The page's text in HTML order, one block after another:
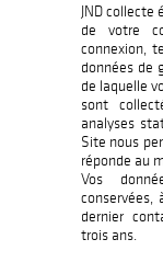
JND
de votre
connexion,
données de
de laquelle
sont
analyses
Site nous
réponde au
Vos
dernier
trois ans.